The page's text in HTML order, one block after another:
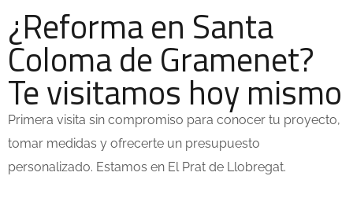
¿Reforma en Santa
Coloma de Gramenet?
Te visitamos hoy mismo
Primera visita sin compromiso para conocer tu proyecto,
tomar medidas y ofrecerte un presupuesto
personalizado. Estamos en El Prat de Llobregat.